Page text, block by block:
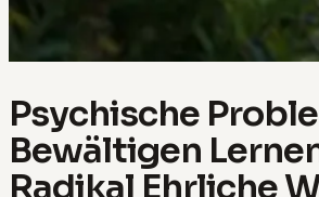
Psychische
Bewältigen
Radikal Ehrliche